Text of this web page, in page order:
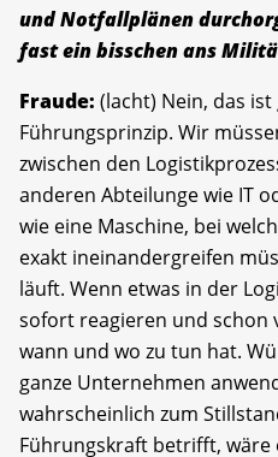
und Notfallplänen
fast ein bisschen ans
Fraude: (lacht) Nein, das
Führungsprinzip. Wir
zwischen den
anderen Abteilunge wie IT
wie eine Maschine, bei
exakt ineinandergreifen
läuft. Wenn etwas in der
sofort reagieren und schon
wann und wo zu tun hat.
ganze Unternehmen
wahrscheinlich zum
Führungskraft betrifft, wäre